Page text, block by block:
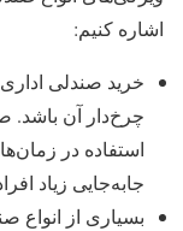
اشاره کنیم:
خرید صندلی
چرخ‌دار آن باشد.
استفاده در
جابه‌جایی زیاد
بسیاری از انواع